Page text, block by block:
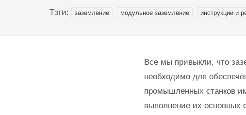
Тэги: заземление модульное заземление инструкции и
Все мы привыкли, что
необходимо для
промышленных станков
выполнение их основных